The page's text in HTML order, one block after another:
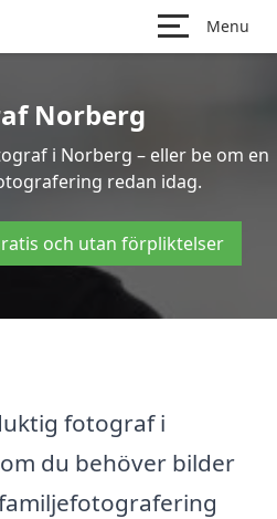
Menu
Norberg
i Norberg – eller be om en
redan idag.
och utan förpliktelser
fotograf i
du behöver bilder